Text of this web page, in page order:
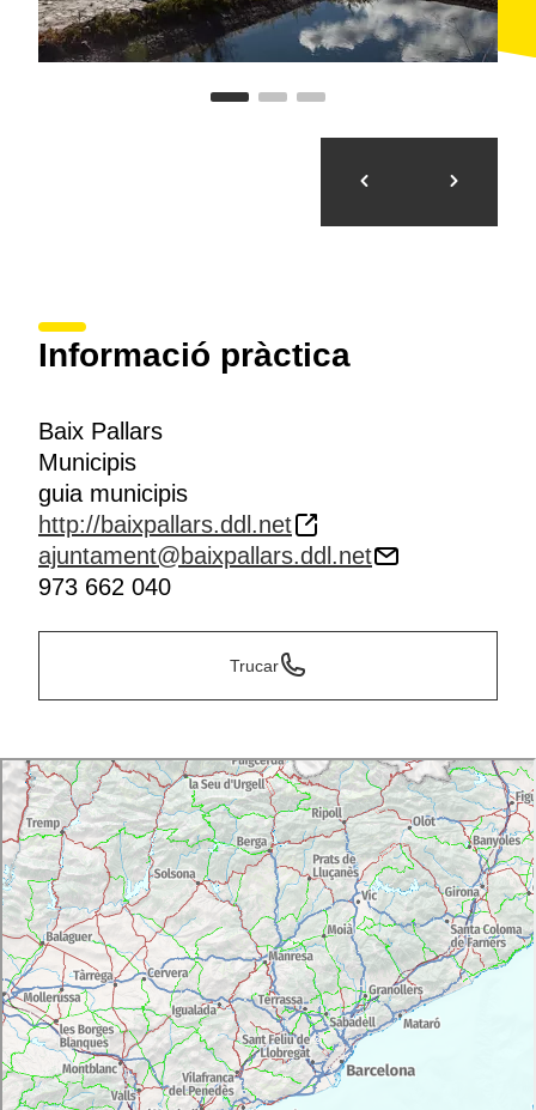
Informació pràctica
Baix Pallars
Municipis
guia municipis
http://baixpallars.ddl.net
ajuntament@baixpallars.ddl.net
973 662 040
Trucar